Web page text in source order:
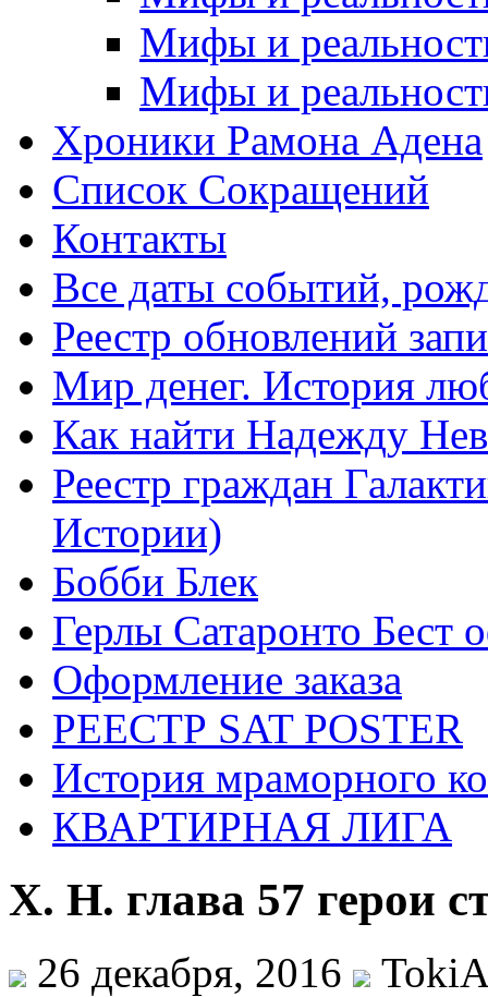
Мифы и
Мифы и
Хроники Рамона Адена
Список Сокращений
Контакты
Все даты событий,
Реестр обновлений
Мир денег. История
Как найти Надежду
Реестр граждан
Истории)
Бобби Блек
Герлы Сатаронто Бест
Оформление заказа
РЕЕСТР SAT POSTER
История мраморного
КВАРТИРНАЯ ЛИГА
Х. Н. глава 57 герои
26 декабря, 2016